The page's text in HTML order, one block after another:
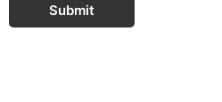
Submit